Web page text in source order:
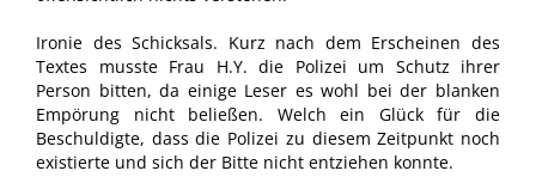
Ironie des Schicksals. Kurz nach dem Erscheinen des
Textes musste Frau H.Y. die Polizei um Schutz ihrer
Person bitten, da einige Leser es wohl bei der blanken
Empörung nicht beließen. Welch ein Glück für die
Beschuldigte, dass die Polizei zu diesem Zeitpunkt noch
existierte und sich der Bitte nicht entziehen konnte.